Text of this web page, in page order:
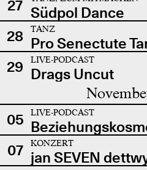
27 Südpol Dance
28
TANZ
Pro Senectute
29
LIVE-PODCAST
Drags Uncut
05 LIVE-PODCAST
07
KONZERT
jan SEVEN